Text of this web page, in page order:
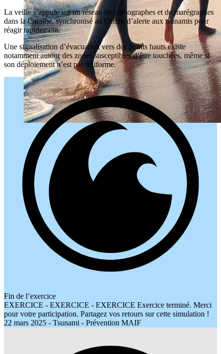
La veille s’appuie sur un réseau de sismographes et de marégraphes
dans la Caraïbe, synchronisé au Centre d’alerte aux tsunamis pour
réagir rapidement.
Une signalisation d’évacuation vers des points hauts existe
notamment autour des zones susceptibles d’être touchées, même si
son déploiement n’est pas uniforme.
Fin de l’exercice
EXERCICE - EXERCICE - EXERCICE Exercice terminé. Merci
pour votre participation. Partagez vos retours sur cette simulation !
22 mars 2025 - Tsunami - Prévention MAIF